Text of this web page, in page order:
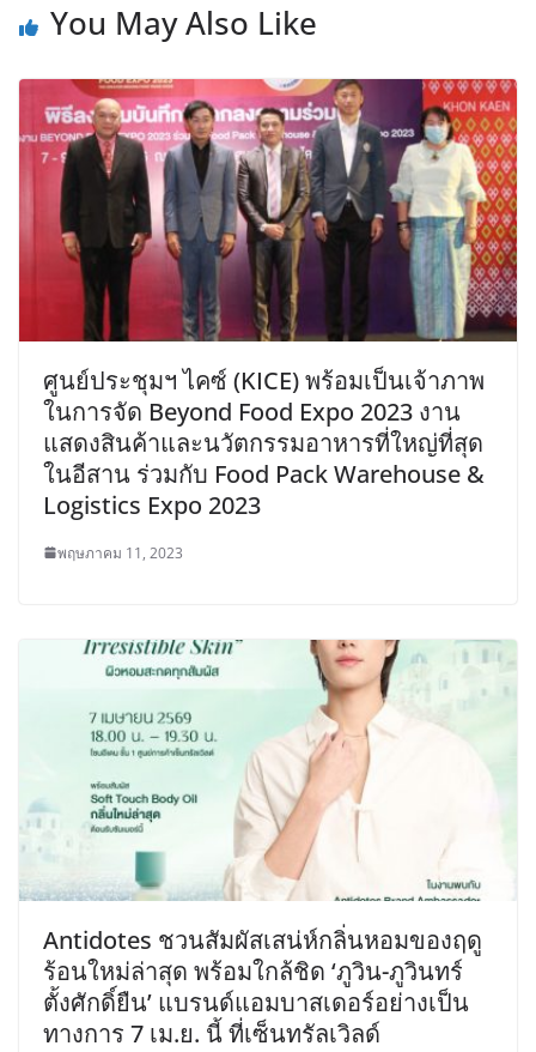
You May Also Like
ศูนย์ประชุมฯ ไคซ์ (KICE) พร้อมเป็นเจ้าภาพ
ในการจัด Beyond Food Expo 2023 งาน
แสดงสินค้าและนวัตกรรมอาหารที่ใหญ่ที่สุด
ในอีสาน ร่วมกับ Food Pack Warehouse &
Logistics Expo 2023
พฤษภาคม 11, 2023
Antidotes ชวนสัมผัสเสน่ห์กลิ่นหอมของฤดู
ร้อนใหม่ล่าสุด พร้อมใกล้ชิด ‘ภูวิน-ภูวินทร์
ตั้งศักดิ์ยืน’ แบรนด์แอมบาสเดอร์อย่างเป็น
ทางการ 7 เม.ย. นี้ ที่เซ็นทรัลเวิลด์